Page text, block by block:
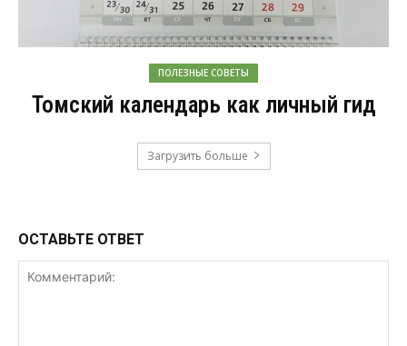
ПОЛЕЗНЫЕ СОВЕТЫ
Томский календарь как личный гид
Загрузить больше
ОСТАВЬТЕ ОТВЕТ